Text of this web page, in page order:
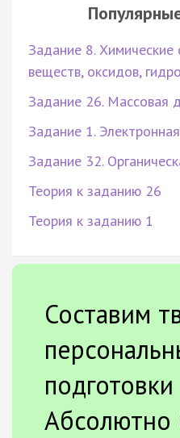
Задание 8. Химические
веществ, оксидов,
Задание 26. Массовая
Задание 1.
Задание 32.
Теория к заданию 26
Теория к заданию 1
Составим
Абсолютно